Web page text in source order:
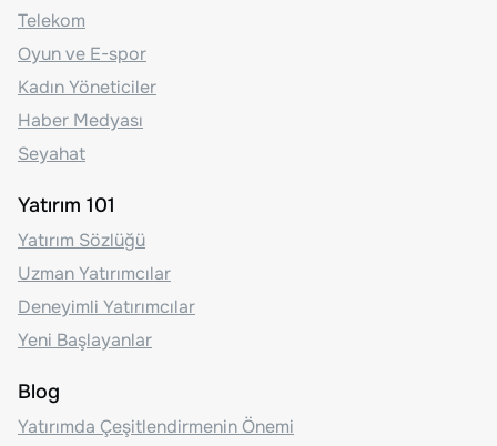
Telekom
Oyun ve E-spor
Kadın Yöneticiler
Haber Medyası
Seyahat
Yatırım 101
Yatırım Sözlüğü
Uzman Yatırımcılar
Deneyimli Yatırımcılar
Yeni Başlayanlar
Blog
Yatırımda Çeşitlendirmenin Önemi